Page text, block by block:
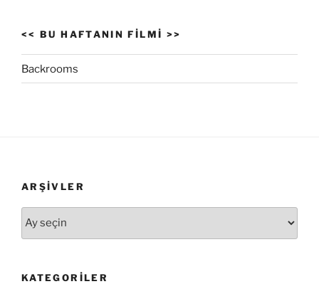
<< BU HAFTANIN FILMI >>
Backrooms
ARŞIVLER
KATEGORILER